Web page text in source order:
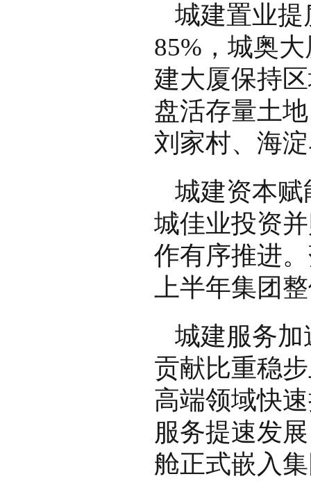
城建置业
85%，城奥
建大厦保持
盘活存量土
刘家村、海
城建资本赋
城佳业投资
作有序推进
上半年集团
城建服务加
贡献比重稳
高端领域快
服务提速发
舱正式嵌入